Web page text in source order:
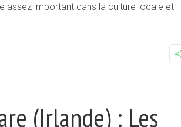
assez important dans la culture locale et
(Irlande) : Les